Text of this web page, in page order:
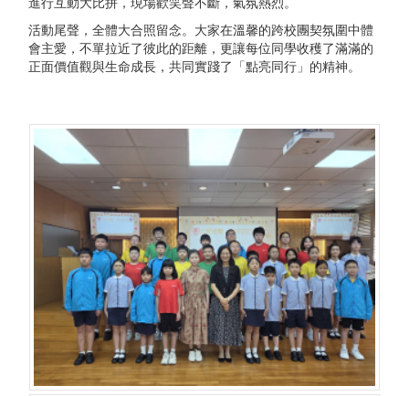
進行互動大比拼，現場歡笑聲不斷，氣氛熱烈。
活動尾聲，全體大合照留念。大家在溫馨的跨校團契氛圍中體
會主愛，不單拉近了彼此的距離，更讓每位同學收穫了滿滿的
正面價值觀與生命成長，共同實踐了「點亮同行」的精神。